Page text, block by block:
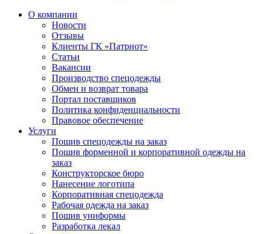
О компании
Новости
Отзывы
Клиенты ГК «Патриот»
Статьи
Вакансии
Производство спецодежды
Обмен и возврат товара
Портал поставщиков
Политика конфиденциальности
Правовое обеспечение
Услуги
Пошив спецодежды на заказ
Пошив форменной и корпоративной одежды на
заказ
Конструкторское бюро
Нанесение логотипа
Корпоративная спецодежда
Рабочая одежда на заказ
Пошив униформы
Разработка лекал